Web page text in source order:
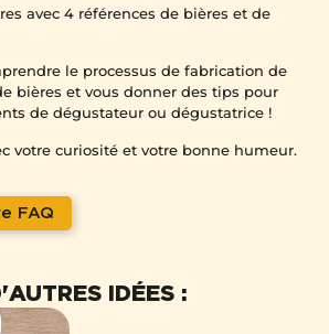
IDÉES :
avec 4 références de bières et de
le processus de fabrication de
bières et vous donner des tips pour
de dégustateur ou dégustatrice !
votre curiosité et votre bonne humeur.
FAQ